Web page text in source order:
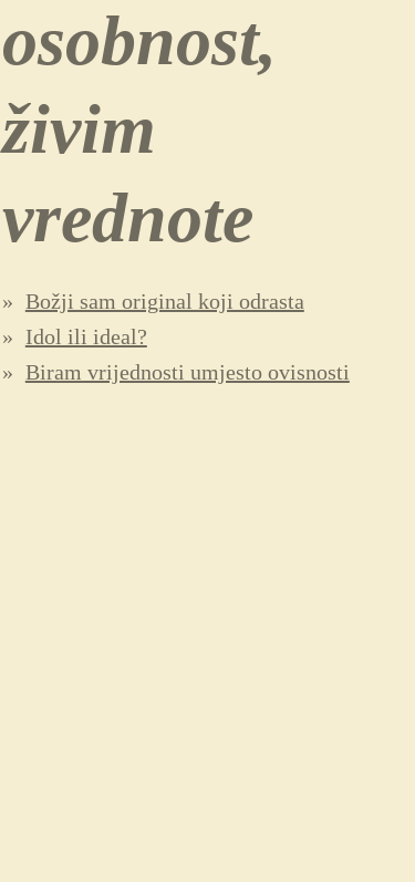
osobnost,
živim
vrednote
Božji sam original koji odrasta
Idol ili ideal?
Biram vrijednosti umjesto ovisnosti